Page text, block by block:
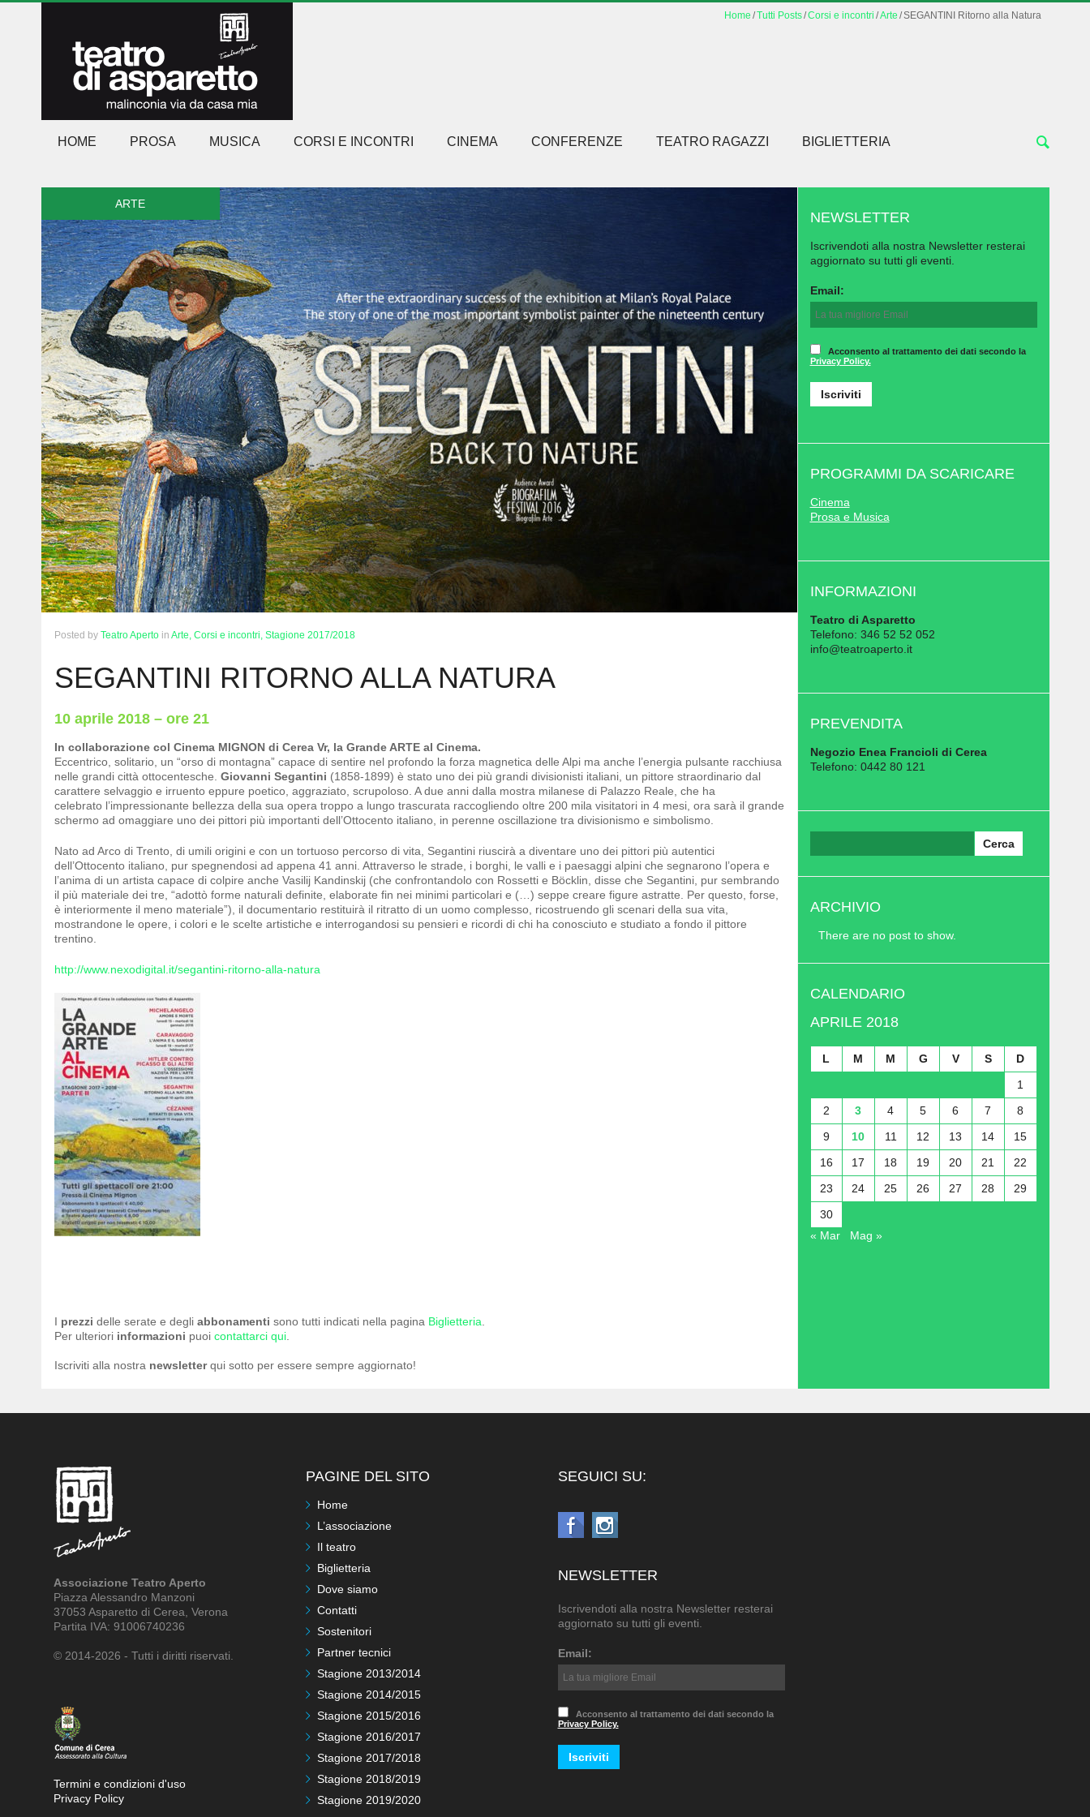
Home Tutti Posts Corsi e incontri Arte SEGANTINI Ritorno alla Natura
HOME PROSA MUSICA CORSI E INCONTRI CINEMA CONFERENZE TEATRO RAGAZZI BIGLIETTERIA
ARTE
Posted by Teatro Aperto in Arte, Corsi e incontri, Stagione 2017/2018
SEGANTINI RITORNO ALLA NATURA
10 aprile 2018 – ore 21
In collaborazione col Cinema MIGNON di Cerea Vr, la Grande ARTE al Cinema.
Eccentrico, solitario, un “orso di montagna” capace di sentire nel profondo la forza magnetica delle Alpi ma anche l’energia pulsante racchiusa
nelle grandi città ottocentesche. Giovanni Segantini (1858-1899) è stato uno dei più grandi divisionisti italiani, un pittore straordinario dal
carattere selvaggio e irruento eppure poetico, aggraziato, scrupoloso. A due anni dalla mostra milanese di Palazzo Reale, che ha
celebrato l’impressionante bellezza della sua opera troppo a lungo trascurata raccogliendo oltre 200 mila visitatori in 4 mesi, ora sarà il grande
schermo ad omaggiare uno dei pittori più importanti dell’Ottocento italiano, in perenne oscillazione tra divisionismo e simbolismo.
Nato ad Arco di Trento, di umili origini e con un tortuoso percorso di vita, Segantini riuscirà a diventare uno dei pittori più autentici
dell’Ottocento italiano, pur spegnendosi ad appena 41 anni. Attraverso le strade, i borghi, le valli e i paesaggi alpini che segnarono l’opera e
l’anima di un artista capace di colpire anche Vasilij Kandinskij (che confrontandolo con Rossetti e Böcklin, disse che Segantini, pur sembrando
il più materiale dei tre, “adottò forme naturali definite, elaborate fin nei minimi particolari e (…) seppe creare figure astratte. Per questo, forse,
è interiormente il meno materiale”), il documentario restituirà il ritratto di un uomo complesso, ricostruendo gli scenari della sua vita,
mostrandone le opere, i colori e le scelte artistiche e interrogandosi su pensieri e ricordi di chi ha conosciuto e studiato a fondo il pittore
trentino.
http://www.nexodigital.it/segantini-ritorno-alla-natura
I prezzi delle serate e degli abbonamenti sono tutti indicati nella pagina Biglietteria
Per ulteriori informazioni puoi contattarci qui.
Iscriviti alla nostra newsletterqui sotto per essere sempre aggiornato!
NEWSLETTER
Iscrivendoti alla nostra Newsletter resterai
aggiornato su tutti gli eventi.
Email:
Acconsento al trattamento dei dati secondo la
Privacy Policy.
PROGRAMMI DA SCARICARE
Cinema
Prosa e Musica
INFORMAZIONI
Teatro di Asparetto
Telefono: 346 52 52 052
info@teatroaperto.it
PREVENDITA
Negozio Enea Francioli di Cerea
Telefono: 0442 80 121
ARCHIVIO
There are no post to show.
CALENDARIO
APRILE 2018
L M M G V S
D
1
2
3 4 5 6 7
8
9
10 11 12 13 14
15
16
17 18 19 20 21
22
23
24 25 26 27 28
29
30
« Mar
Mag »
Associazione Teatro Aperto
Piazza Alessandro Manzoni
37053 Asparetto di Cerea, Verona
Partita IVA: 91006740236
© 2014-2026 - Tutti i diritti riservati.
Termini e condizioni d'uso
Privacy Policy
PAGINE DEL SITO
Home
L’associazione
Il teatro
Biglietteria
Dove siamo
Contatti
Sostenitori
Partner tecnici
Stagione 2013/2014
Stagione 2014/2015
Stagione 2015/2016
Stagione 2016/2017
Stagione 2017/2018
Stagione 2018/2019
Stagione 2019/2020
SEGUICI SU:
NEWSLETTER
Iscrivendoti alla nostra Newsletter resterai
aggiornato su tutti gli eventi.
Email:
Acconsento al trattamento dei dati secondo la
Privacy Policy.